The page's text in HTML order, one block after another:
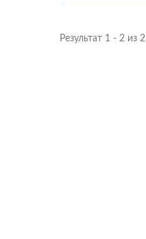
Результат 1 - 2 из 2